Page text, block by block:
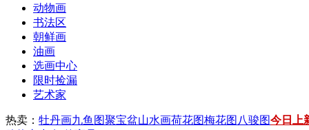
动物画
书法区
朝鲜画
油画
选画中心
限时捡漏
艺术家
热卖： 牡丹画九鱼图聚宝盆山水画荷花图梅花图 八骏图今日上